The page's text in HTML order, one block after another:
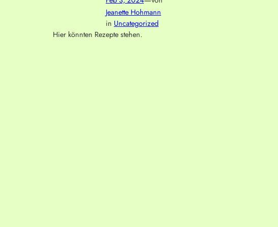
Jeanette Hohmann
in Uncategorized
Hier könnten Rezepte stehen.